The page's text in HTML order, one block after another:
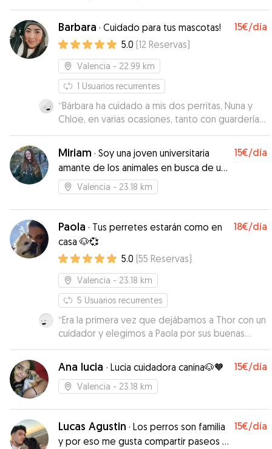
muy contenta. Para la próxima voy a repetir sin
dudarlo.
Barbara · Cuidado para tus mascotas! 15€/día
5.0 (12 Reservas)
Valencia - 22.99 km
1 Usuarios recurrentes
“Bárbara ha cuidado a mis dos perritas, Nuna y
Chloe, en varias ocasiones, tanto con guardería
de día como con alojamiento, y siempre las ha
tratado con muchísimo cariño y me ha tenido
constantemente informada. Se agradece mucho
saber que están en buenas manos. Mis perras
están muy contentas cuando ven que van a su
total confianza. Totalmente recomendable.”
Miriam · Soy una joven universitaria
amante de los animales en busca de un
trabajo que me apasiona: el cuidado de
mascotas
15€/día
Valencia - 23.18 km
Paola · Tus perretes estarán como en
casa 🐶💞
18€/día
5.0 (55 Reservas)
Valencia - 23.18 km
5 Usuarios recurrentes
“Era la primera vez que dejábamos a Thor con un
cuidador y elegimos a Paola por sus buenas
valoraciones. Desde el primer momento ha sido
muy amable, nos estuvo informando sobre Thor
todo el tiempo incluso nos envió fotos y vídeos.
Lo recogimos muy contento, se nota que lo han
Ana lucia · Lucia cuidadora canina🐶🧡 15€/día
Valencia - 23.18 km
Lucas Agustin · Los perros son familia
y por eso me gusta compartir paseos y
15€/día